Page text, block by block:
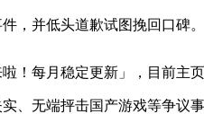
，并低头道歉试图挽回口碑。
！每月稳定更新」，目前主
、无端抨击国产游戏等争议事